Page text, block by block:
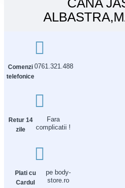
CANA
Comenzi
telefonice
0761.321.488
Retur 14
zile
Fara
complicatii !
Plati cu
Cardul
pe body-
store.ro